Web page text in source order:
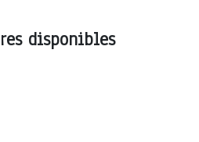
disponibles